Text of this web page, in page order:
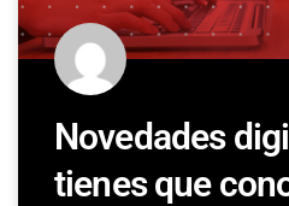
Novedades
tienes que